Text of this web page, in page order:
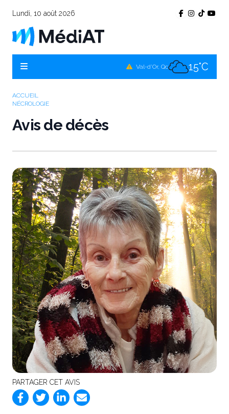
Lundi, 10 août 2026
Val-d'Or, Qc 15°C
ACCUEIL
NÉCROLOGIE
Avis de décès
PARTAGER CET AVIS